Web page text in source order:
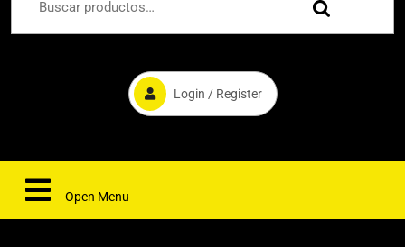
Login / Register
Open Menu